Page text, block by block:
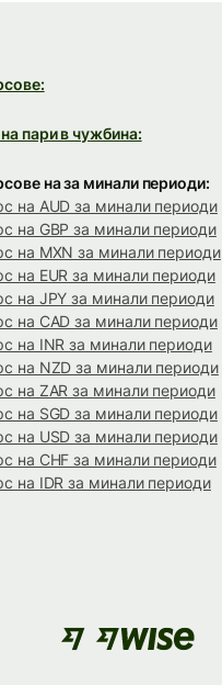
пари в чужбина:
на за минали периоди:
на AUD за минали периоди
на GBP за минали периоди
на MXN за минали периоди
на EUR за минали периоди
на JPY за минали периоди
на CAD за минали периоди
на INR за минали периоди
на NZD за минали периоди
на ZAR за минали периоди
на SGD за минали периоди
на USD за минали периоди
на CHF за минали периоди
на IDR за минали периоди